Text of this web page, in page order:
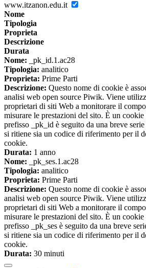
www.itzanon.edu.it
Nome
Tipologia
Proprieta
Descrizione
Durata
Nome: _pk_id.1.ac28
Tipologia: analitico
Proprieta: Prime Parti
Descrizione: Questo nome di cookie è
analisi web open source Piwik. Viene
proprietari di siti Web a monitorare il
misurare le prestazioni del sito. È un
prefisso _pk_id è seguito da una breve
si ritiene sia un codice di riferimento per il
cookie.
Durata: 1 anno
Nome: _pk_ses.1.ac28
Tipologia: analitico
Proprieta: Prime Parti
Descrizione: Questo nome di cookie è
analisi web open source Piwik. Viene
proprietari di siti Web a monitorare il
misurare le prestazioni del sito. È un
prefisso _pk_ses è seguito da una breve
si ritiene sia un codice di riferimento per il
cookie.
Durata: 30 minuti